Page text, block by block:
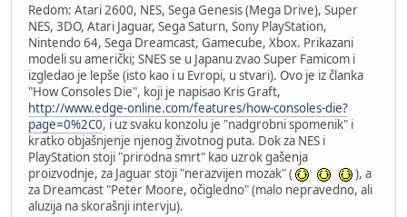
Redom: Atari 2600, NES, Sega Genesis (Mega Drive), Super
NES, 3DO, Atari Jaguar, Sega Saturn, Sony PlayStation,
Nintendo 64, Sega Dreamcast, Gamecube, Xbox. Prikazani
modeli su američki; SNES se u Japanu zvao Super Famicom i
izgledao je lepše (isto kao i u Evropi, u stvari). Ovo je iz članka
"How Consoles Die", koji je napisao Kris Graft,
http://www.edge-online.com/features/how-consoles-die?
page=0%2C0, i uz svaku konzolu je "nadgrobni spomenik" i
kratko objašnjenje njenog životnog puta. Dok za NES i
PlayStation stoji "prirodna smrt" kao uzrok gašenja
proizvodnje, za Jaguar stoji "nerazvijen mozak" (
), a
za Dreamcast "Peter Moore, očigledno" (malo nepravedno, ali
aluzija na skorašnji intervju).